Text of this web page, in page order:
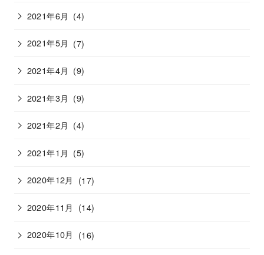
2021年6月 (4)
2021年5月 (7)
2021年4月 (9)
2021年3月 (9)
2021年2月 (4)
2021年1月 (5)
2020年12月 (17)
2020年11月 (14)
2020年10月 (16)